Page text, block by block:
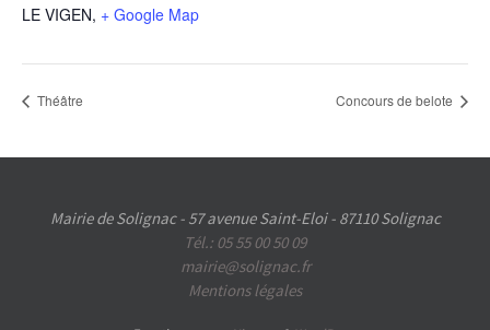
LE VIGEN, + Google Map
Théâtre Concours de belote
Mairie de Solignac - 57 avenue Saint-Eloi - 87110 Solignac
Tél.: 05 55 00 50 09
mairie@solignac.fr
Mentions légales